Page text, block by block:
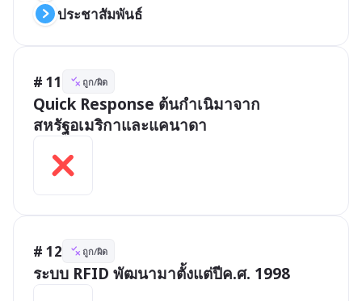
ประชาสัมพันธ์
# 11 ถูก/ผิด
Quick Response ต้นกำเนิมาจาก
สหรัฐอเมริกาและแคนาดา
# 12 ถูก/ผิด
ระบบ RFID พัฒนามาตั้งแต่ปีค.ศ. 1998